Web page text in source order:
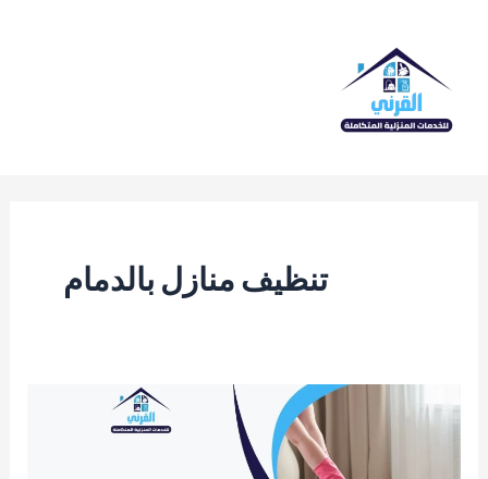
المحتوى
تنظيف منازل بالدمام